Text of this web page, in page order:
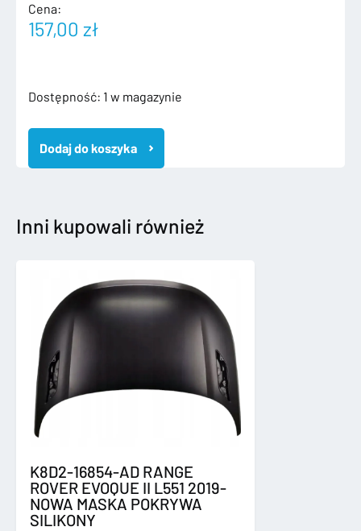
Cena:
157,00 zł
Dostępność: 1 w magazynie
ilość
GOLF
VII
7
ZDERZAK
PRZEDNI
5G0807221
Dodaj do koszyka
Inni kupowali również
K8D2-16854-AD RANGE
ROVER EVOQUE II L551 2019-
NOWA MASKA POKRYWA
SILIKONY